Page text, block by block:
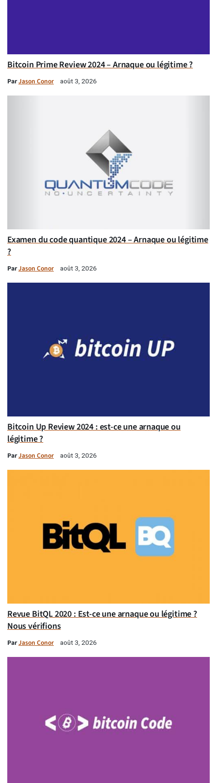
Bitcoin Prime Review 2024 – Arnaque ou légitime ?
ParJason Conor août 3, 2026
Examen du code quantique 2024 – Arnaque ou légitime
?
ParJason Conor août 3, 2026
Bitcoin Up Review 2024 : est-ce une arnaque ou
légitime ?
ParJason Conor août 3, 2026
Revue BitQL 2020 : Est-ce une arnaque ou légitime ?
Nous vérifions
ParJason Conor août 3, 2026